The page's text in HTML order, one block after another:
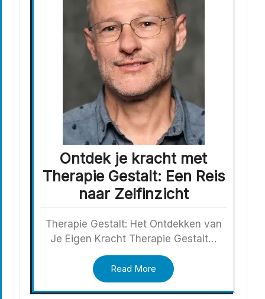
Ontdek je kracht met
Therapie Gestalt: Een Reis
naar Zelfinzicht
Therapie Gestalt: Het Ontdekken van
Je Eigen Kracht Therapie Gestalt…
Read More